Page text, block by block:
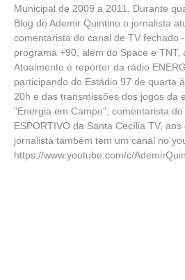
Municipal de 2009 a 2011. Durante
Blog do Ademir Quintino o jornalista
comentarista do canal de TV fechado
programa +90, além do Space e TNT,
Atualmente é repórter da rádio
participando do Estádio 97 de quarta
20h e das transmissões dos jogos da
"Energia em Campo"; comentarista
ESPORTIVO da Santa Cecília TV,
jornalista também tem um canal no
https://www.youtube.com/c/